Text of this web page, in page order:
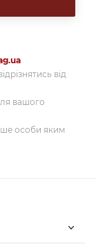
від
вашого
особи яким